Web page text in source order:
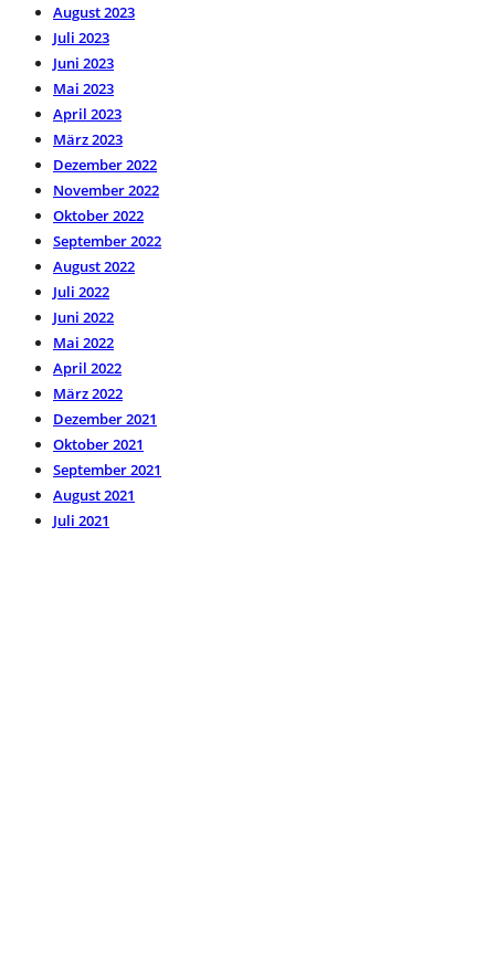
August 2023
Juli 2023
Juni 2023
Mai 2023
April 2023
März 2023
Dezember 2022
November 2022
Oktober 2022
September 2022
August 2022
Juli 2022
Juni 2022
Mai 2022
April 2022
März 2022
Dezember 2021
Oktober 2021
September 2021
August 2021
Juli 2021